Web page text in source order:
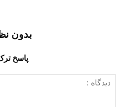
بدون نظر
پاسخ ترک